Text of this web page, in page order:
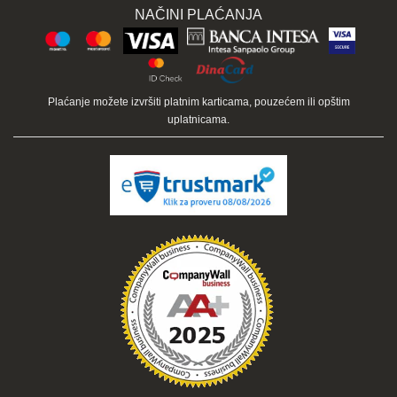
NAČINI PLAĆANJA
Plaćanje možete izvršiti platnim karticama, pouzećem ili opštim
uplatnicama.